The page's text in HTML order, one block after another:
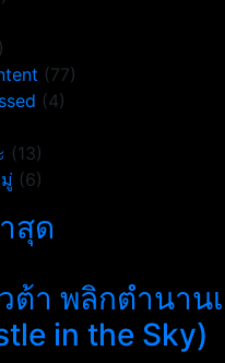
(77)
(4)
(13)
(6)
สุด
ต้า พลิกตำนาน
in the Sky)